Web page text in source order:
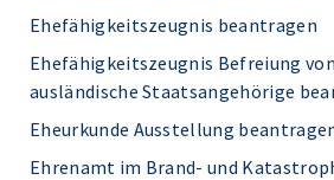
Ehefähigkeitszeugnis beantragen
Ehefähigkeitszeugnis Befreiung
ausländische Staatsangehörige
Eheurkunde Ausstellung
Ehrenamt im Brand- und